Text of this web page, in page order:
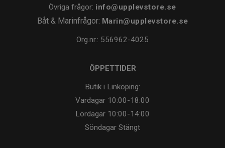
Övriga frågor: info@upplevstore.se
Båt & Marinfrågor: Marin@upplevstore.se
Org.nr.: 556962-4025
ÖPPETTIDER
Butik i Linköping:
Vardagar 10:00-18:00
Lördagar 10:00-14:00
Söndagar Stängt